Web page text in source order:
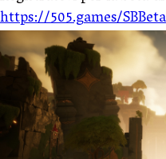
https://505.games/SBBeta